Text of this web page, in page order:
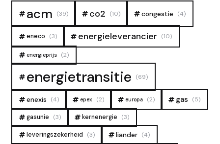
acm (39) co2 (10) congestie (4)
eneco (3) energieleverancier (10)
energieprijs (2)
energietransitie (69)
enexis (4) epex (2) europa (2) gas (5)
gasunie (3) kernenergie (3)
leveringszekerheid (3) liander (4)